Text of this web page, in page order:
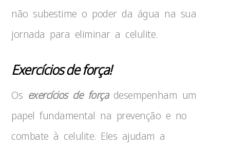
não subestime o poder da água na sua
jornada para eliminar a celulite.
Exercícios de força!
Os exercícios de forçadesempenham um
papel fundamental na prevenção e no
combate à celulite. Eles ajudam a